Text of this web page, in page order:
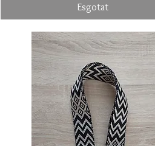
Esgotat